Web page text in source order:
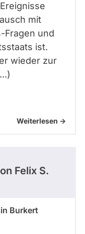
mit
Fragen und
ist.
wieder zur
Weiterlesen ->
Felix S.
Burkert